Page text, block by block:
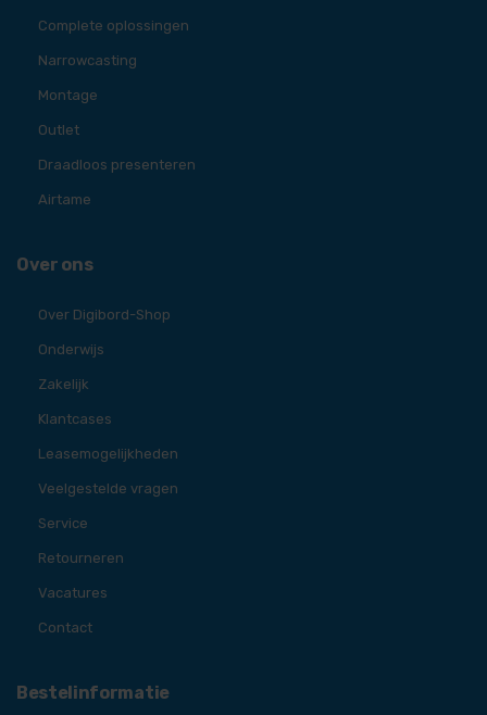
Complete oplossingen
Narrowcasting
Montage
Outlet
Draadloos presenteren
Airtame
Over ons
Over Digibord-Shop
Onderwijs
Zakelijk
Klantcases
Leasemogelijkheden
Veelgestelde vragen
Service
Retourneren
Vacatures
Contact
Bestelinformatie